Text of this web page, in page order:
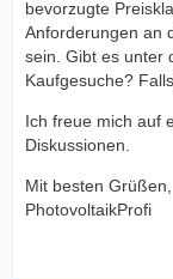
bevorzugte
Anforderungen an
sein. Gibt es unter
Kaufgesuche?
Ich freue mich auf
Diskussionen.
Mit besten Grüßen,
PhotovoltaikProfi